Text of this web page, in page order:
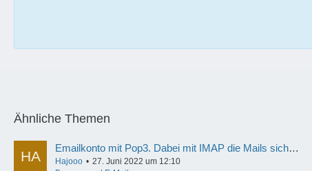
Ähnliche Themen
Emailkonto mit Pop3. Dabei mit IMAP die Mails sichern/archivieren und meine Termine, synchron, eintragen?
Hajooo
27. Juni 2022 um 12:10